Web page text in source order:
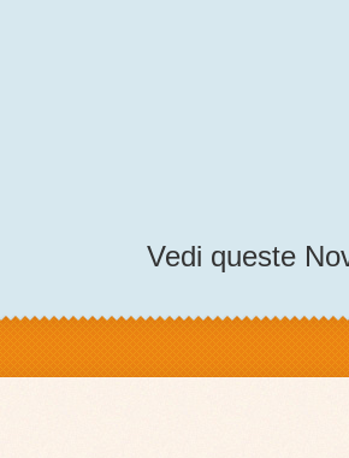
Vedi queste